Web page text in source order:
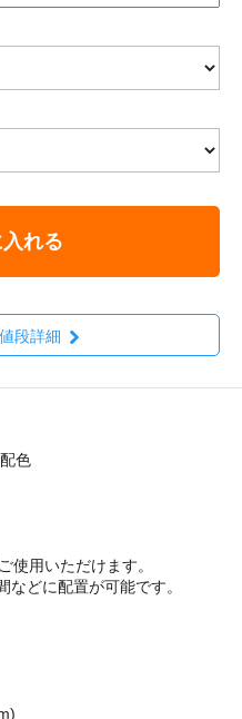
れる
段詳細
色
使用いただけます。
どに配置が可能です。